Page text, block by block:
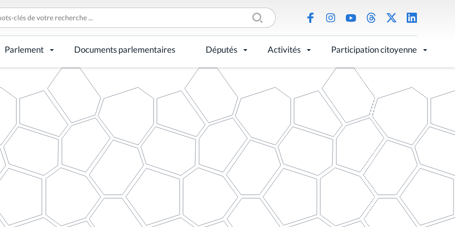
Parlement Documents parlementaires Députés Activités Participation citoyenne